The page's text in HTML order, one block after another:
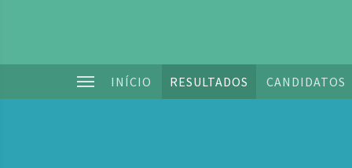
INÍCIO RESULTADOS CANDIDATOS